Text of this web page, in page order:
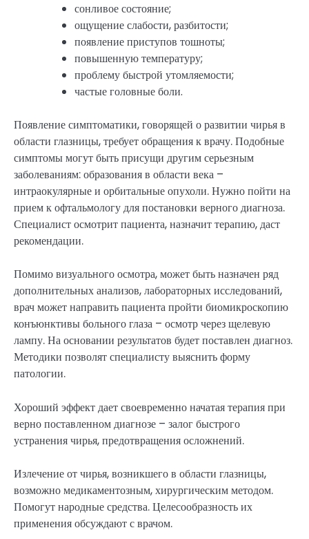
сонливое состояние;
ощущение слабости, разбитости;
появление приступов тошноты;
повышенную температуру;
проблему быстрой утомляемости;
частые головные боли.
Появление симптоматики, говорящей о развитии чирья в
области глазницы, требует обращения к врачу. Подобные
симптомы могут быть присущи другим серьезным
заболеваниям: образования в области века –
интраокулярные и орбитальные опухоли. Нужно пойти на
прием к офтальмологу для постановки верного диагноза.
Специалист осмотрит пациента, назначит терапию, даст
рекомендации.
Помимо визуального осмотра, может быть назначен ряд
дополнительных анализов, лабораторных исследований,
врач может направить пациента пройти биомикроскопию
конъюнктивы больного глаза – осмотр через щелевую
лампу. На основании результатов будет поставлен диагноз.
Методики позволят специалисту выяснить форму
патологии.
Хороший эффект дает своевременно начатая терапия при
верно поставленном диагнозе – залог быстрого
устранения чирья, предотвращения осложнений.
Излечение от чирья, возникшего в области глазницы,
возможно медикаментозным, хирургическим методом.
Помогут народные средства. Целесообразность их
применения обсуждают с врачом.